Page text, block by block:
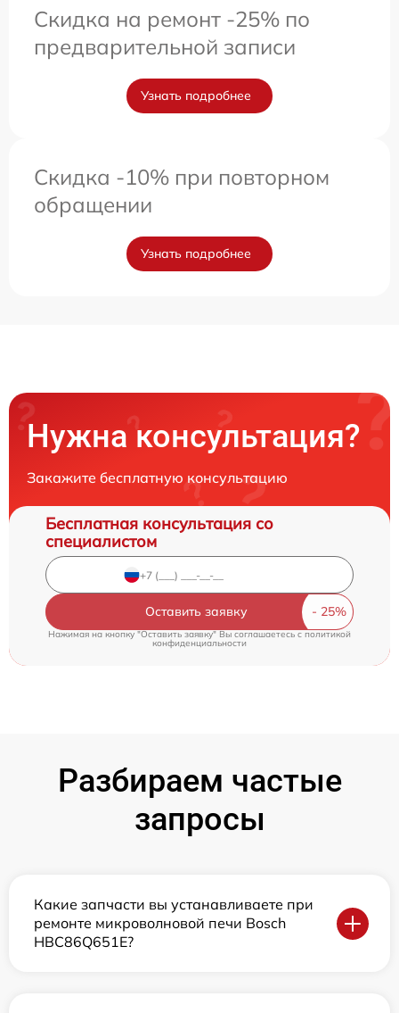
Скидка на ремонт -25% по
предварительной записи
Узнать подробнее
Скидка -10% при повторном
обращении
Узнать подробнее
Нужна консультация?
Закажите бесплатную консультацию
Бесплатная консультация со
специалистом
Оставить заявку
Нажимая на кнопку "Оставить заявку" Вы соглашаетесь c политикой
конфиденциальности
Разбираем частые
запросы
Какие запчасти вы устанавливаете при
ремонте микроволновой печи Bosch
HBC86Q651E?